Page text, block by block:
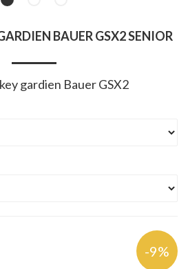
BAUER GSX2 SENIOR
gardien Bauer GSX2